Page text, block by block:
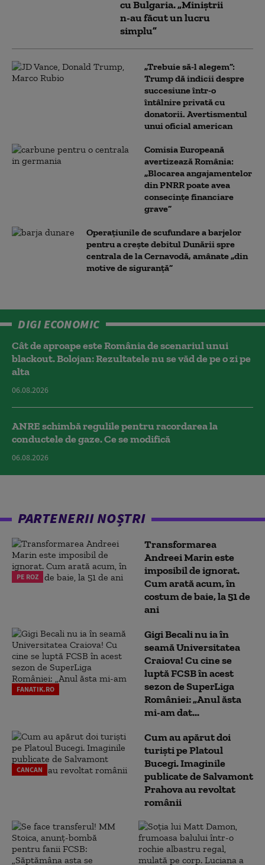
cu Bulgaria. „Miniștrii
n-au făcut un lucru
simplu”
„Trebuie să-l alegem”:
Trump dă indicii despre
succesiune într-o
întâlnire privată cu
donatorii. Avertismentul
unui oficial american
Comisia Europeană
avertizează România:
„Blocarea angajamentelor
din PNRR poate avea
consecințe financiare
grave”
Operaţiunile de scufundare a barjelor
pentru a creşte debitul Dunării spre
centrala de la Cernavodă, amânate „din
motive de siguranţă”
DIGI ECONOMIC
Cât de aproape este România de scenariul unui
blackout. Bolojan: Rezultatele nu se văd de pe o zi pe
alta
06.08.2026
ANRE schimbă regulile pentru racordarea la
conductele de gaze. Ce se modifică
06.08.2026
PARTENERII NOȘTRI
PE ROZ
Transformarea
Andreei Marin este
imposibil de ignorat.
Cum arată acum, în
costum de baie, la 51 de
ani
FANATIK.RO
Gigi Becali nu ia în
seamă Universitatea
Craiova! Cu cine se
luptă FCSB în acest
sezon de SuperLiga
României: „Anul ăsta
mi-am dat...
CANCAN
Cum au apărut doi
turiști pe Platoul
Bucegi. Imaginile
publicate de Salvamont
Prahova au revoltat
românii